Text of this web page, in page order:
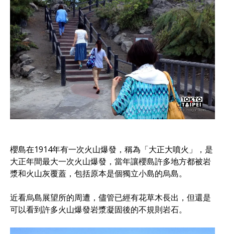
櫻島在1914年有一次火山爆發，稱為「大正大噴火」，是
大正年間最大一次火山爆發，當年讓櫻島許多地方都被岩
漿和火山灰覆蓋，包括原本是個獨立小島的烏島。
近看烏島展望所的周遭，儘管已經有花草木長出，但還是
可以看到許多火山爆發岩漿凝固後的不規則岩石。